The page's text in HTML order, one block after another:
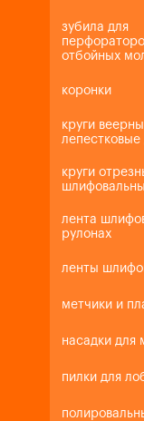
зубила для
отбойных
коронки
круги
круги
лента
рулонах
ленты
метчики и
насадки для
пилки для